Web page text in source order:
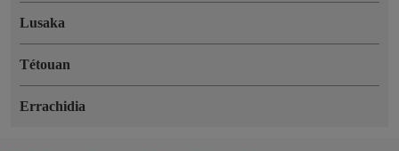
Lusaka
Tétouan
Errachidia